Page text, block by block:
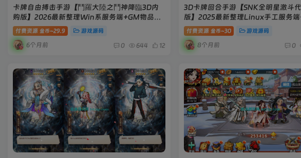
卡牌自由搏击手游【鬥羅大陸之鬥神降臨3D内
购版】2026最新整理Win系服务端+GM物品后
台+安卓+详细搭建教程
付费资源 金币~29.9 游戏源码
6个月前 0 644 12
3D卡牌回合手游【SNK全明星激斗
版】2025最新整理Linux手工服务端
套源码+CDK授权后台+双端+搭建教
付费资源 金币~30 游戏源码
8个月前 0